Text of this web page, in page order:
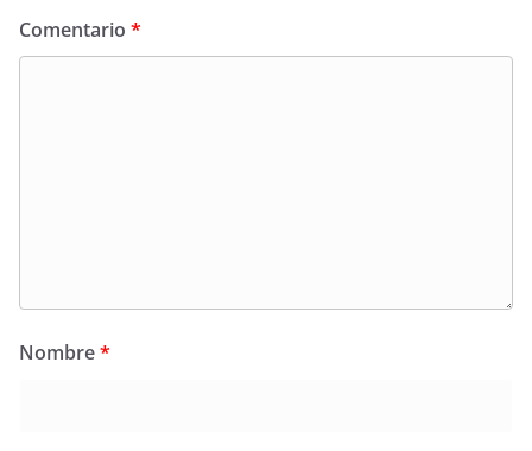
Comentario *
Nombre*